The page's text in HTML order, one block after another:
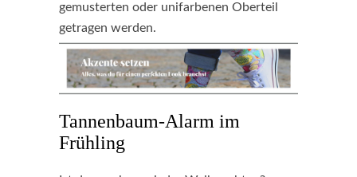
gemusterten oder unifarbenen Oberteil
getragen werden.
Tannenbaum-Alarm im
Frühling